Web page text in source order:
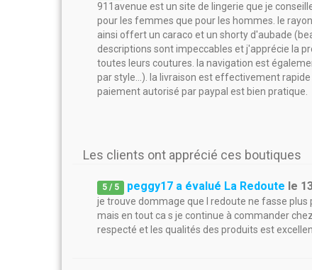
911avenue est un site de lingerie que je
pour les femmes que pour les hommes. le
ainsi offert un caraco et un shorty d'aubade
descriptions sont impeccables et j'apprécie la
toutes leurs coutures. la navigation est
par style...). la livraison est effectivement
paiement autorisé par paypal est bien pratique.
Les clients ont apprécié ces boutiques
5 / 5 peggy17 a évalué La Redoute le
je trouve dommage que l redoute ne fasse
mais en tout ca s je continue à commander
respecté et les qualités des produits est